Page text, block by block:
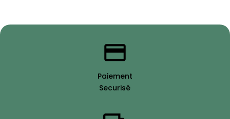
Paiement
Securisé